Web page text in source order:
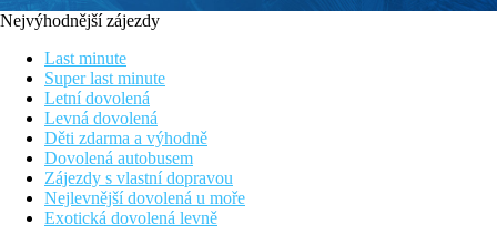
Nejvýhodnější zájezdy
Last minute
Super last minute
Letní dovolená
Levná dovolená
Děti zdarma a výhodně
Dovolená autobusem
Zájezdy s vlastní dopravou
Nejlevnější dovolená u moře
Exotická dovolená levně